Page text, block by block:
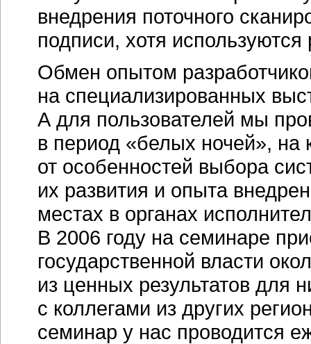
внедрения поточного
подписи, хотя
Обмен опытом
на специализированных
А для пользователей мы
в период «белых ночей»,
от особенностей выбора
их развития и опыта
местах в органах
В 2006 году на семинаре
государственной власти
из ценных результатов для
с коллегами из других
семинар у нас проводится